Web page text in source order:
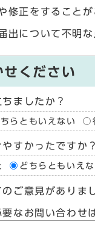
修正をすること
出について不明
せください
ましたか？
らともいえない
すかったですか？
どちらともいえな
ご意見がありま
要なお問い合わ